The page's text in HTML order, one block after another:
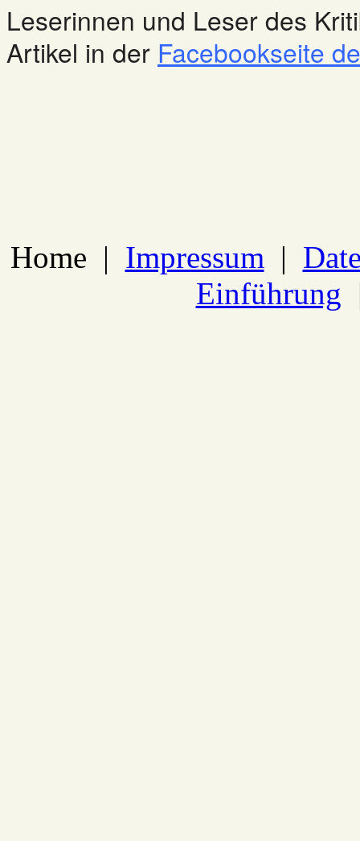
Leserinnen und Leser des
Artikel in der Facebookseite
Home | Impressum |
Einführung